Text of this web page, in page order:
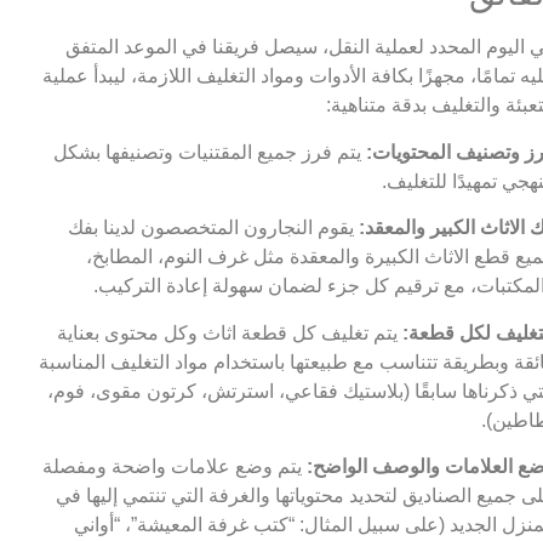
اليوم المحدد لعملية النقل، سيصل فريقنا في الموعد المتفق
تمامًا، مجهزًا بكافة الأدوات ومواد التغليف اللازمة، ليبدأ عملية
والتغليف بدقة متناهية:
وتصنيف المحتويات: يتم فرز جميع المقتنيات وتصنيفها بشكل
تمهيدًا للتغليف.
الاثاث الكبير والمعقد: يقوم النجارون المتخصصون لدينا بفك
قطع الاثاث الكبيرة والمعقدة مثل غرف النوم، المطابخ،
مع ترقيم كل جزء لضمان سهولة إعادة التركيب.
لكل قطعة: يتم تغليف كل قطعة اثاث وكل محتوى بعناية
وبطريقة تتناسب مع طبيعتها باستخدام مواد التغليف المناسبة
ذكرناها سابقًا (بلاستيك فقاعي، استرتش، كرتون مقوى، فوم،
العلامات والوصف الواضح: يتم وضع علامات واضحة ومفصلة
جميع الصناديق لتحديد محتوياتها والغرفة التي تنتمي إليها في
الجديد (على سبيل المثال: “كتب غرفة المعيشة”، “أواني